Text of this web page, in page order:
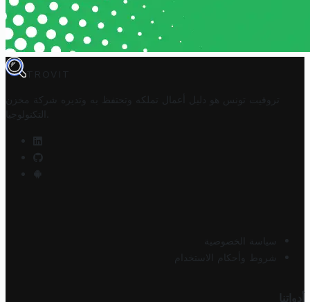
TROVIT
تروفيت تونس هو دليل أعمال تملكه وتحتفظ به وتديره
شركة مخزن
التكنولوجيا
سياسة الخصوصية
شروط وأحكام الاستخدام
أدواتنا